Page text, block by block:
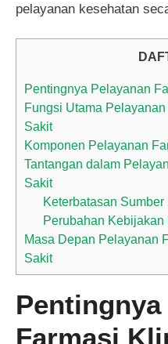
pelayanan kesehatan
Pentingnya Pelayanan
Fungsi Utama
Sakit
Komponen Pelayanan
Tantangan dalam
Sakit
Keterbatasan Sumber
Perubahan Kebijakan
Masa Depan Pelayanan
Sakit
Pentingnya
Farmasi